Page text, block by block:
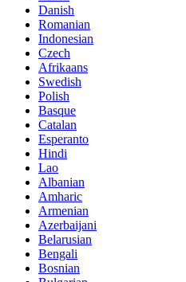
Danish
Romanian
Indonesian
Czech
Afrikaans
Swedish
Polish
Basque
Catalan
Esperanto
Hindi
Lao
Albanian
Amharic
Armenian
Azerbaijani
Belarusian
Bengali
Bosnian